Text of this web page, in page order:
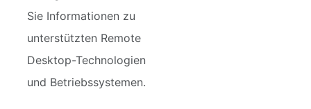
Sie Informationen zu
unterstützten Remote
Desktop-Technologien
und Betriebssystemen.